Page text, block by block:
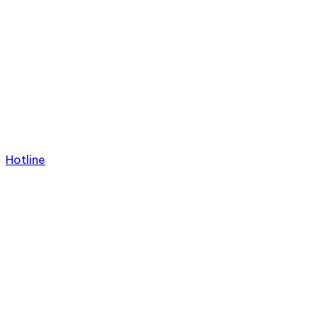
Hotline